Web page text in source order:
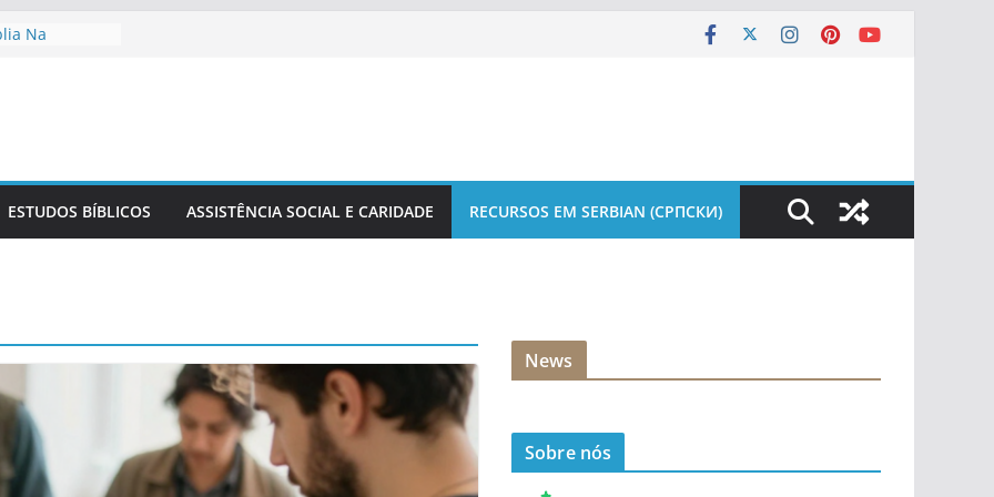
Na
Na
Bíblico
ESTUDOS BÍBLICOS ASSISTÊNCIA SOCIAL E CARIDADE RECURSOS EM SERBIAN (СРПСКИ)
News
Sobre nós